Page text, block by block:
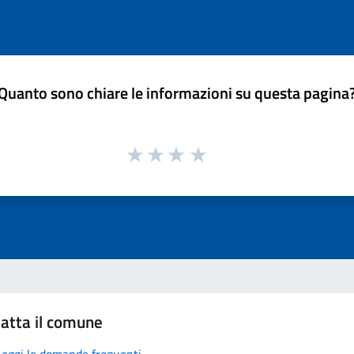
sono chiare le informazioni su questa
il comune